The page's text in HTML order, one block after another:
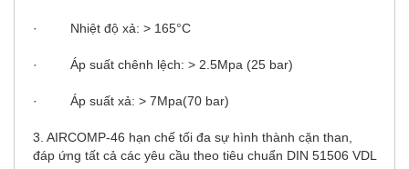
· Nhiệt độ xả: > 165°C
· Áp suất chênh lệch: > 2.5Mpa (25 bar)
· Áp suất xả: > 7Mpa(70 bar)
3. AIRCOMP-46 hạn chế tối đa sự hình thành cặn than,
đáp ứng tất cả các yêu cầu theo tiêu chuẩn DIN 51506 VDL